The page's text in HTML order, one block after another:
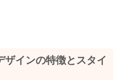
インの特徴とスタイ